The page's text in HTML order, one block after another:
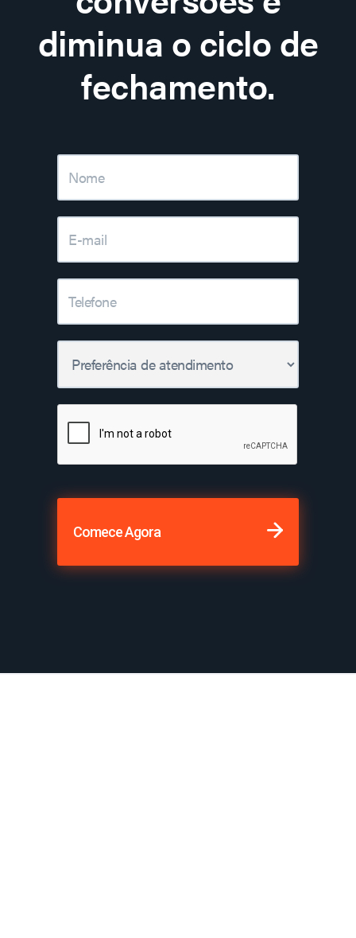
diminua o ciclo de
fechamento.
Comece Agora